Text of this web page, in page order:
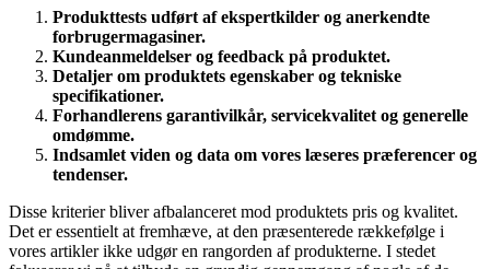
Produkttests udført af ekspertkilder og anerkendte
forbrugermagasiner.
Kundeanmeldelser og feedback på produktet.
Detaljer om produktets egenskaber og tekniske
specifikationer.
Forhandlerens garantivilkår, servicekvalitet og generelle
omdømme.
Indsamlet viden og data om vores læseres præferencer og
tendenser.
Disse kriterier bliver afbalanceret mod produktets pris og kvalitet.
Det er essentielt at fremhæve, at den præsenterede rækkefølge i
vores artikler ikke udgør en rangorden af produkterne. I stedet